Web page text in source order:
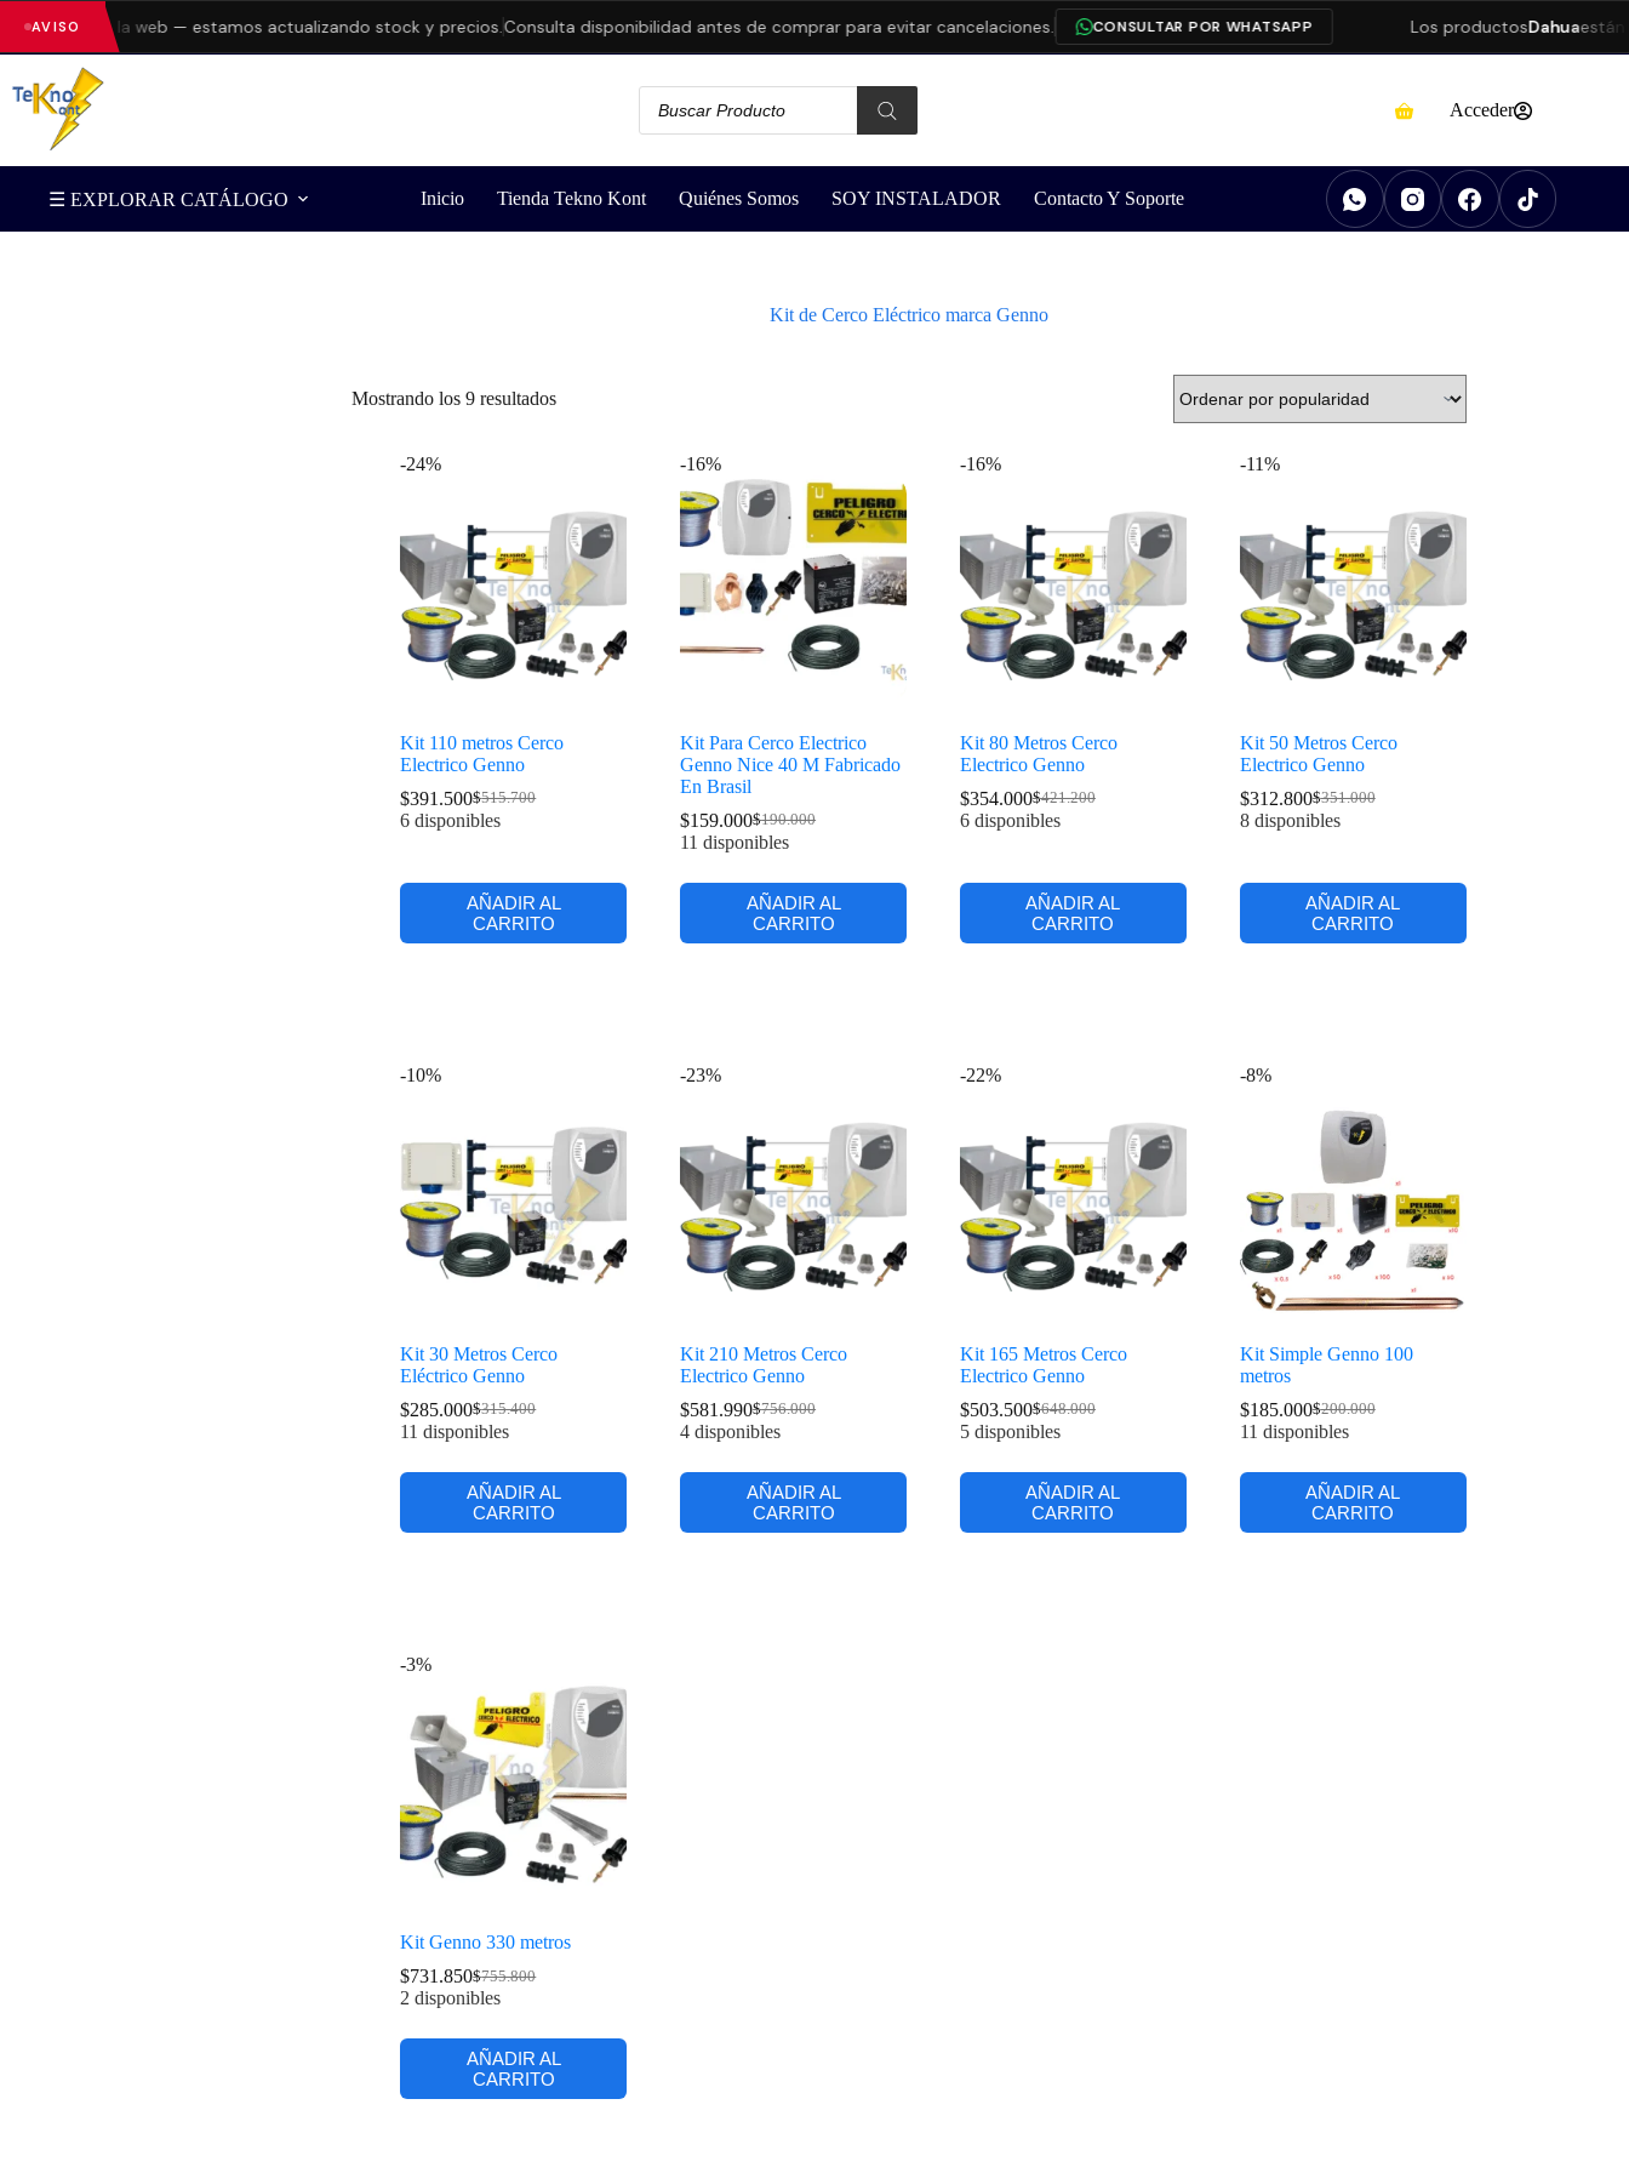
AVISO
errores en la web — estamos actualizando stock y precios.Consulta disponibilidad antes de comprar para evitar cancelaciones. CONSULTAR POR WHATSAPP Los productosDahuaestán
Acceder
☰ EXPLORAR CATÁLOGO Inicio Tienda Tekno Kont Quiénes Somos SOY INSTALADOR Contacto Y Soporte
Kit de Cerco Eléctrico marca Genno
Mostrando los 9 resultados
-24%
Kit 110 metros Cerco
Electrico Genno
$515.700
$391.500
6 disponibles
AÑADIR AL
CARRITO
-16%
Kit Para Cerco Electrico
Genno Nice 40 M Fabricado
En Brasil
$190.000
$159.000
11 disponibles
AÑADIR AL
CARRITO
-16%
Kit 80 Metros Cerco
Electrico Genno
$421.200
$354.000
6 disponibles
AÑADIR AL
CARRITO
-11%
Kit 50 Metros Cerco
Electrico Genno
$351.000
$312.800
8 disponibles
AÑADIR AL
CARRITO
-10%
Kit 30 Metros Cerco
Eléctrico Genno
$315.400
$285.000
11 disponibles
AÑADIR AL
CARRITO
-23%
Kit 210 Metros Cerco
Electrico Genno
$756.000
$581.990
4 disponibles
AÑADIR AL
CARRITO
-22%
Kit 165 Metros Cerco
Electrico Genno
$648.000
$503.500
5 disponibles
AÑADIR AL
CARRITO
-8%
Kit Simple Genno 100
metros
$200.000
$185.000
11 disponibles
AÑADIR AL
CARRITO
-3%
Kit Genno 330 metros
$755.800
$731.850
2 disponibles
AÑADIR AL
CARRITO